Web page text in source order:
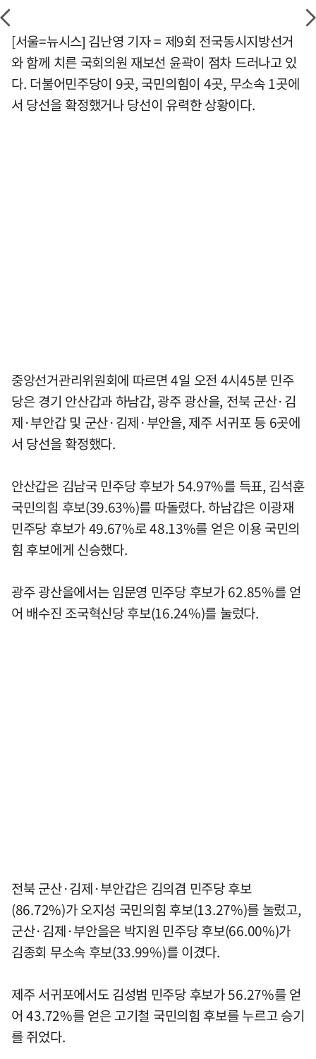
[서울=뉴시스] 김난영 기자 = 제9회 전국동시지방선거
와 함께 치른 국회의원 재보선 윤곽이 점차 드러나고 있
다. 더불어민주당이 9곳, 국민의힘이 4곳, 무소속 1곳에
서 당선을 확정했거나 당선이 유력한 상황이다.
중앙선거관리위원회에 따르면 4일 오전 4시45분 민주
당은 경기 안산갑과 하남갑, 광주 광산을, 전북 군산·김
제·부안갑 및 군산·김제·부안을, 제주 서귀포 등 6곳에
서 당선을 확정했다.
안산갑은 김남국 민주당 후보가 54.97%를 득표, 김석훈
국민의힘 후보(39.63%)를 따돌렸다. 하남갑은 이광재
민주당 후보가 49.67%로 48.13%를 얻은 이용 국민의
힘 후보에게 신승했다.
광주 광산을에서는 임문영 민주당 후보가 62.85%를 얻
어 배수진 조국혁신당 후보(16.24%)를 눌렀다.
전북 군산·김제·부안갑은 김의겸 민주당 후보
(86.72%)가 오지성 국민의힘 후보(13.27%)를 눌렀고,
군산·김제·부안을은 박지원 민주당 후보(66.00%)가
김종회 무소속 후보(33.99%)를 이겼다.
제주 서귀포에서도 김성범 민주당 후보가 56.27%를 얻
어 43.72%를 얻은 고기철 국민의힘 후보를 누르고 승기
를 쥐었다.